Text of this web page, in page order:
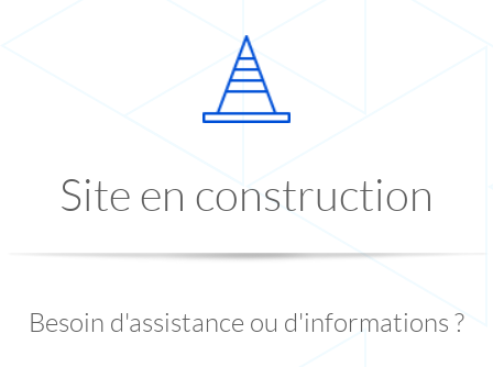
Site en construction
Besoin d'assistance ou d'informations ?